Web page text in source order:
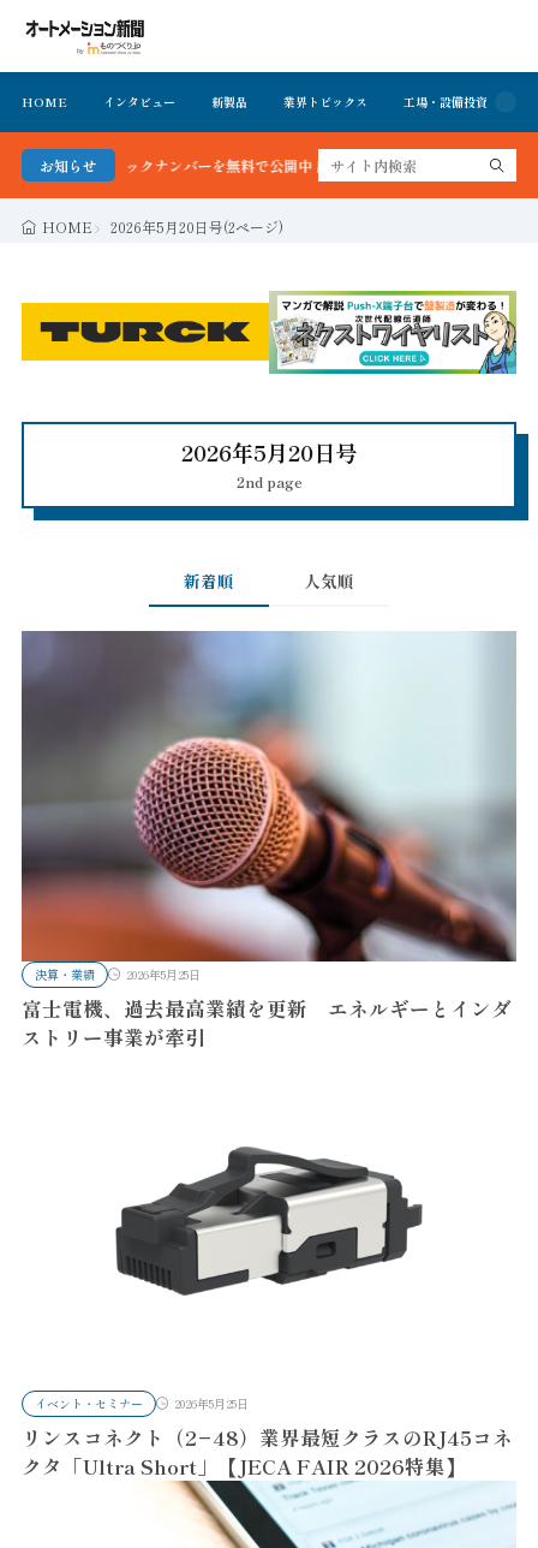
HOME インタビュー 新製品 業界トピックス 工場・設備投資
お知らせ
ーを無料で公開中 詳細はこちら
HOME 2026年5月20日号(2ページ)
2026年5月20日号
2nd page
新着順 人気順
決算・業績 2026年5月25日
富士電機、過去最高業績を更新 エネルギーとインダ
ストリー事業が牽引
イベント・セミナー 2026年5月25日
リンスコネクト（2−48）業界最短クラスのRJ45コネ
クタ「Ultra Short」【JECA FAIR 2026特集】